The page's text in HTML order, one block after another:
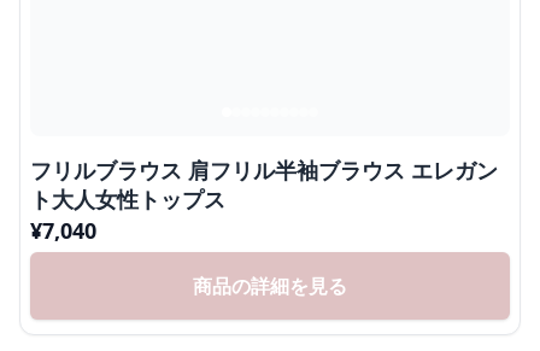
フリルブラウス 肩フリル半袖ブラウス エレガン
ト大人女性トップス
¥7,040
商品の詳細を見る